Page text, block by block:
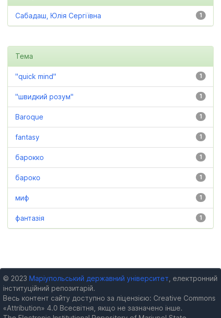
1
Сабадаш, Юлія Сергіївна
Тема
1
"quick mind"
1
"швидкий розум"
1
Baroque
1
fantasy
1
барокко
1
бароко
1
миф
1
фантазія
© 2023 Маріупольський державний університет , електронний
інституційний репозитарій.
Весь контент сайту доступно за ліцензією: Creative Commons
«Attribution» 4.0 Всесвітня, якщо не зазначено інше.